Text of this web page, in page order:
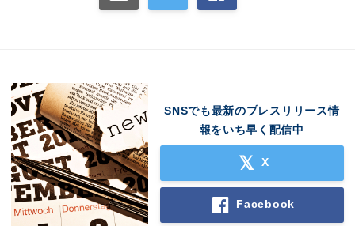
SNSでも最新のプレスリリース情
報をいち早く配信中
X
Facebook